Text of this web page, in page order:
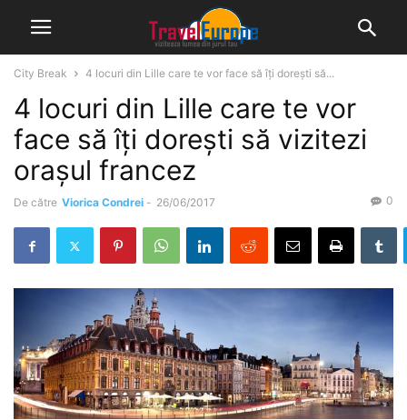
City Break 4 locuri din Lille care te vor face să îți dorești să...
4 locuri din Lille care te vor
face să îți dorești să vizitezi
orașul francez
De către Viorica Condrei - 26/06/2017 0